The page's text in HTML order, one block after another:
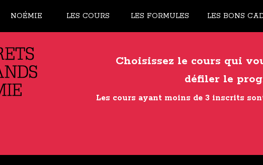
NOÉMIE LES COURS LES FORMULES LES BONS
Choisissez le cours qui
défiler le
Les cours ayant moins de 3 inscrits